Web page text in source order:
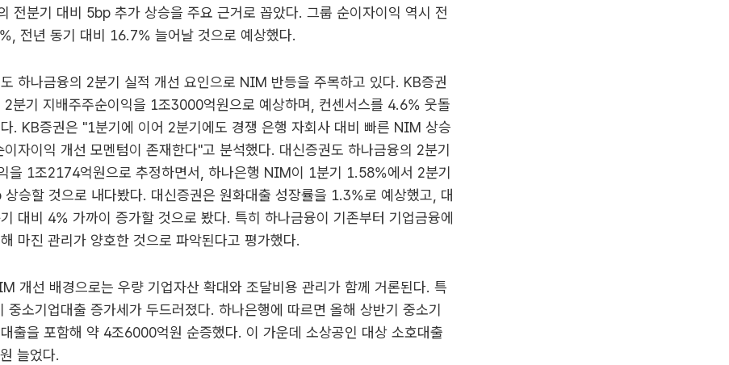
전분기 대비 5bp 추가 상승을 주요 근거로 꼽았다. 그룹 순이자이익 역시 전
전년 동기 대비 16.7% 늘어날 것으로 예상했다.
하나금융의 2분기 실적 개선 요인으로 NIM 반등을 주목하고 있다. KB증권
2분기 지배주주순이익을 1조3000억원으로 예상하며, 컨센서스를 4.6% 웃돌
. KB증권은 "1분기에 이어 2분기에도 경쟁 은행 자회사 대비 빠른 NIM 상승
자이익 개선 모멘텀이 존재한다"고 분석했다. 대신증권도 하나금융의 2분기
을 1조2174억원으로 추정하면서, 하나은행 NIM이 1분기 1.58%에서 2분기
승할 것으로 내다봤다. 대신증권은 원화대출 성장률을 1.3%로 예상했고, 대
대비 4% 가까이 증가할 것으로 봤다. 특히 하나금융이 기존부터 기업금융에
마진 관리가 양호한 것으로 파악된다고 평가했다.
개선 배경으로는 우량 기업자산 확대와 조달비용 관리가 함께 거론된다. 특
중소기업대출 증가세가 두드러졌다. 하나은행에 따르면 올해 상반기 중소기
출을 포함해 약 4조6000억원 순증했다. 이 가운데 소상공인 대상 소호대출
늘었다.